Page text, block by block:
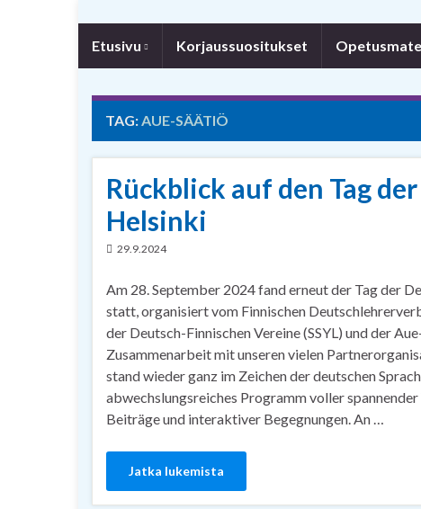
Etusivu Korjaussuositukset
TAG:AUE-SÄÄTIÖ
Rückblick auf den Tag
Helsinki
29.9.2024
Am 28. September 2024 fand erneut der Tag der
statt, organisiert vom Finnischen
der Deutsch-Finnischen Vereine (SSYL) und der
Zusammenarbeit mit unseren vielen
stand wieder ganz im Zeichen der deutschen
abwechslungsreiches Programm voller
Beiträge und interaktiver Begegnungen. An …
Jatka lukemista